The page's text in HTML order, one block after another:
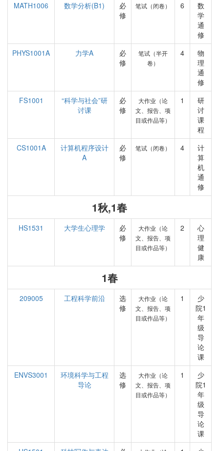
MATH1006
数学分析(B1)
必
修
笔试（闭卷） 6
数
学
通
修
PHYS1001A
力学A
必
修
笔试（半开
卷）
4
物
理
通
修
FS1001
“科学与社会”研
讨课
必
修
大作业（论
文、报告、项
目或作品等）
1
研
讨
课
程
CS1001A
计算机程序设计
A
必
修
笔试（闭卷） 4
计
算
机
通
修
1秋,1春
HS1531 大学生心理学
必
修
大作业（论
文、报告、项
目或作品等）
2
心
理
健
康
1春
209005 工程科学前沿
选
修
大作业（论
文、报告、项
目或作品等）
1
少
院1
年
级
导
论
课
ENVS3001
环境科学与工程
导论
选
修
大作业（论
文、报告、项
目或作品等）
1
少
院1
年
级
导
论
课